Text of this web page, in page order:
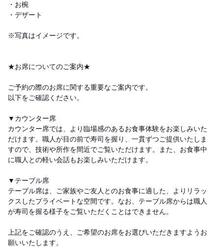
・お椀
・デザート
※写真はイメージです。
★お席についてのご案内★
ご予約の際のお席に関する重要なご案内です。
以下をご確認ください。
▼カウンター席
カウンター席では、より臨場感のあるお食事体験をお楽しみいた
だけます。職人が目の前で寿司を握り、一貫ずつご提供いたしま
すので、技術や所作を間近でご覧いただけます。また、お食事中
に職人との軽い会話もお楽しみいただけます。
▼テーブル席
テーブル席は、ご家族やご友人とのお食事に適した、よりリラッ
クスしたプライベートな空間です。なお、テーブル席からは職人
が寿司を握る様子をご覧いただくことはできません。
上記をご確認のうえ、ご希望のお席をお選びいただきますようお
願いいたします。